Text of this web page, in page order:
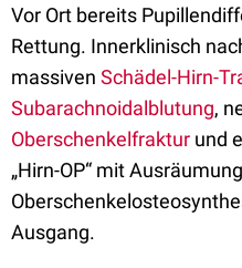
Vor Ort bereits
Rettung. Innerklinisch
massiven Schädel-Hirn-
Subarachnoidalblutung,
Oberschenkelfraktur und
„Hirn-OP“ mit
Ausgang.